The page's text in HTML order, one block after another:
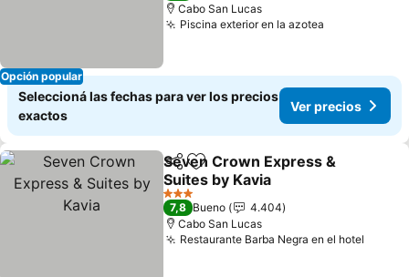
Opción popular
Cabo San Lucas
Piscina exterior en la azotea
Seleccioná las fechas para ver los precios
exactos
Ver precios
CompartirAñadir a favoritos
Seven Crown Express &
Suites by Kavia
3 Estrellas
7,8 Bueno
4.404
Cabo San Lucas
Restaurante Barba Negra en el hotel